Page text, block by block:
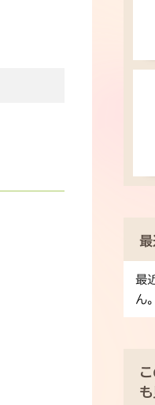
最
最
ん。